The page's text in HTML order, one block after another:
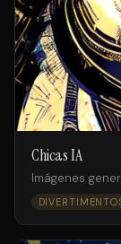
Chicas IA
Imágenes